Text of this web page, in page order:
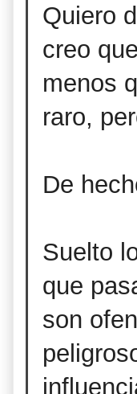
Quiero
creo
menos
raro,
De
Suelto
que
son